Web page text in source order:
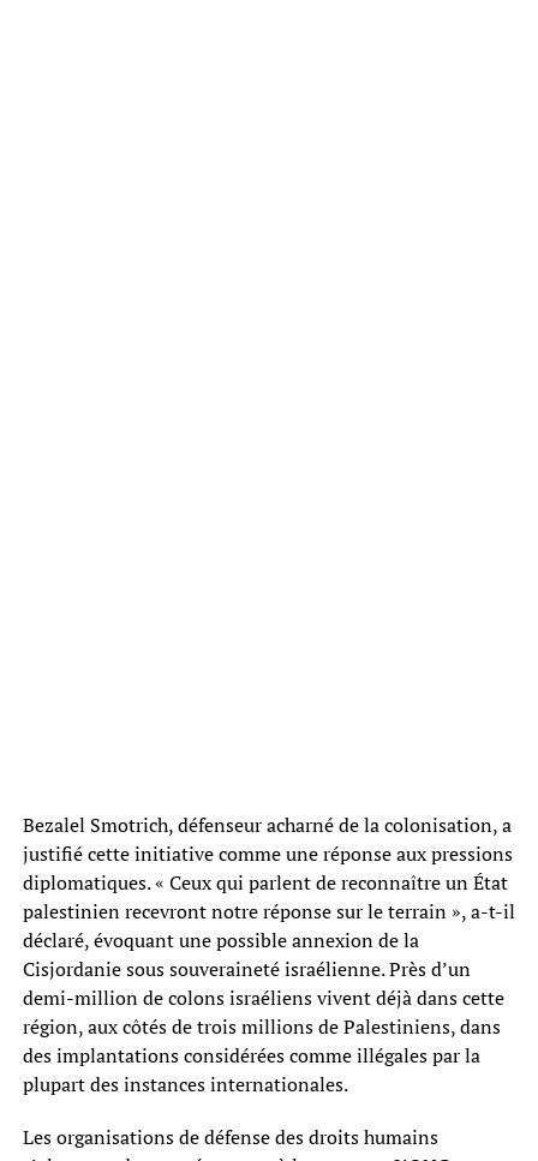
Bezalel Smotrich, défenseur acharné de la colonisation, a
justifié cette initiative comme une réponse aux pressions
diplomatiques. « Ceux qui parlent de reconnaître un État
palestinien recevront notre réponse sur le terrain », a-t-il
déclaré, évoquant une possible annexion de la
Cisjordanie sous souveraineté israélienne. Près d’un
demi-million de colons israéliens vivent déjà dans cette
région, aux côtés de trois millions de Palestiniens, dans
des implantations considérées comme illégales par la
plupart des instances internationales.
Les organisations de défense des droits humains